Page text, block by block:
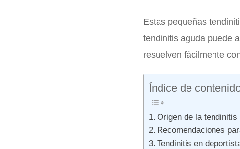
Estas pequeñas
tendinitis aguda puede
resuelven fácilmente
Índice de
Origen de la tendinitis
Recomendaciones
Tendinitis en